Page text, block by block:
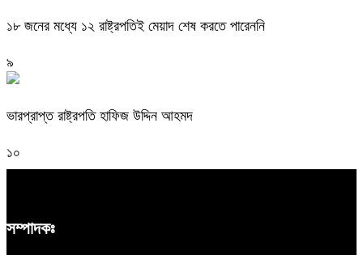
১৮ জনের মধ্যে ১২ রাষ্ট্রপতিই মেয়াদ শেষ করতে পারেননি
৯
ভারপ্রাপ্ত রাষ্ট্রপতি হাফিজ উদ্দিন আহমদ
১০
সম্পাদকঃ